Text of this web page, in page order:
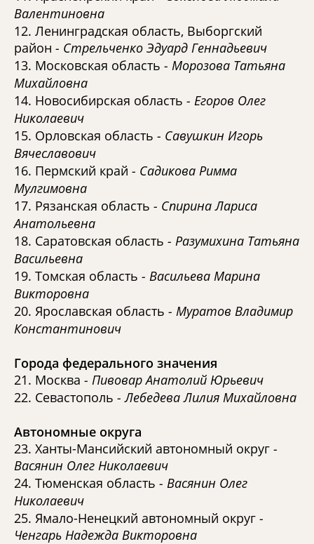
Валентиновна
12. Ленинградская область, Выборгский
район - Стрельченко Эдуард Геннадьевич
13. Московская область - Морозова Татьяна
Михайловна
14. Новосибирская область - Егоров Олег
Николаевич
15. Орловская область - Савушкин Игорь
Вячеславович
16. Пермский край - Садикова Римма
Мулгимовна
17. Рязанская область - Спирина Лариса
Анатольевна
18. Саратовская область - Разумихина Татьяна
Васильевна
19. Томская область - Васильева Марина
Викторовна
20. Ярославская область - Муратов Владимир
Константинович
Города федерального значения
21. Москва - Пивовар Анатолий Юрьевич
22. Севастополь - Лебедева Лилия Михайловна
Автономные округа
23. Ханты-Мансийский автономный округ -
Васянин Олег Николаевич
24. Тюменская область - Васянин Олег
Николаевич
25. Ямало-Ненецкий автономный округ -
Ченгарь Надежда Викторовна